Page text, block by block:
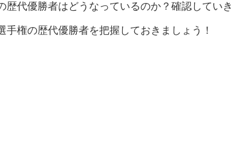
歴代優勝者はどうなっているのか？確認してい
手権の歴代優勝者を把握しておきましょう！